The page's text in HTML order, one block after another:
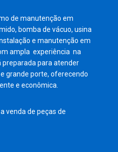
de manutenção em
bomba de vácuo, usina
e manutenção em
ampla experiência na
preparada para atender
grande porte, oferecendo
e econômica.
venda de peças de